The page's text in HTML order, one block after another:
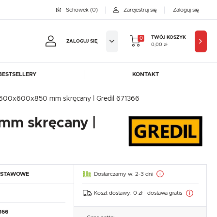
Schowek(0) Zarejestruj się Zaloguj się
ZALOGUJ SIĘ
się
KORZYŚCI:
swoich danych przy kolejnych zakupach
0
TWÓJ KOSZYK
0,00 zł
DORA-METAL EGAZ
GREDIL
LOZAMET LENARI
POTIS
ROLLER GRILL
SAYL
KONTAKT
mm skręcany | Gredil 671366
skręcany |
Dostarczamy w: 2-3 dni
Koszt dostawy: 0 zł - dostawa gratis